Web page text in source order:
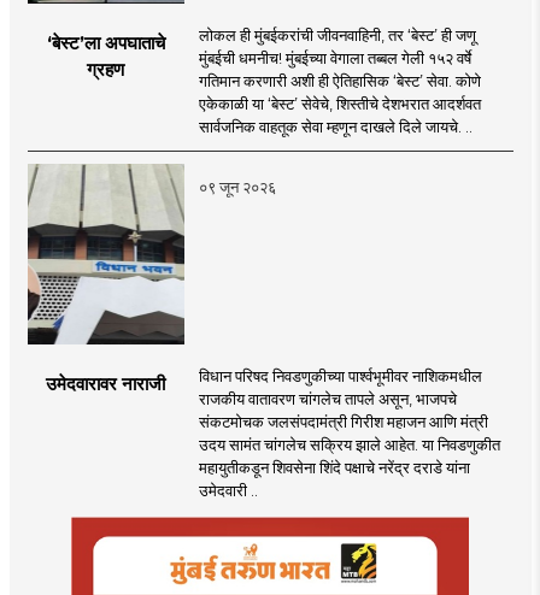
‘बेस्ट’ला अपघाताचे
ग्रहण
लोकल ही मुंबईकरांची जीवनवाहिनी, तर ‘बेस्ट’ ही जणू
मुंबईची धमनीच! मुंबईच्या वेगाला तब्बल गेली १५२ वर्षे
गतिमान करणारी अशी ही ऐतिहासिक ‘बेस्ट’ सेवा. कोणे
एकेकाळी या ‘बेस्ट’ सेवेचे, शिस्तीचे देशभरात आदर्शवत
सार्वजनिक वाहतूक सेवा म्हणून दाखले दिले जायचे. ..
०९ जून २०२६
उमेदवारावर नाराजी
विधान परिषद निवडणुकीच्या पार्श्वभूमीवर नाशिकमधील
राजकीय वातावरण चांगलेच तापले असून, भाजपचे
संकटमोचक जलसंपदामंत्री गिरीश महाजन आणि मंत्री
उदय सामंत चांगलेच सक्रिय झाले आहेत. या निवडणुकीत
महायुतीकडून शिवसेना शिंदे पक्षाचे नरेंद्र दराडे यांना
उमेदवारी ..